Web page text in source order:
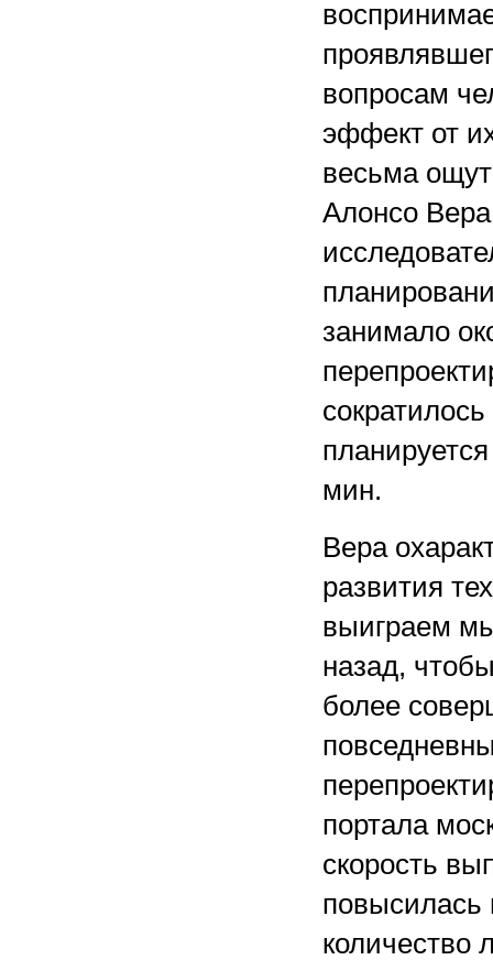
вопросам
эффект от
весьма
Алонсо
занимало
мин.
Вера
развития
выиграем
назад,
более
портала
скорость
повысилась
количество